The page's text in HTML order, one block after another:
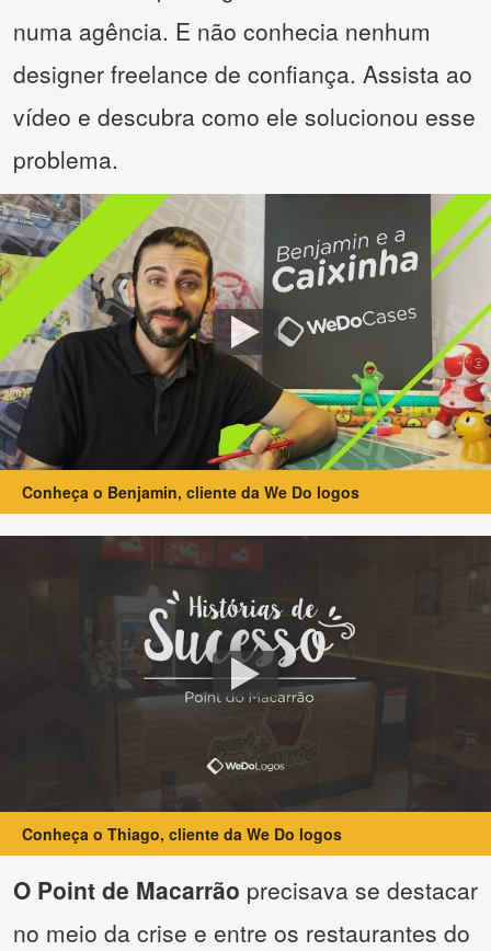
numa agência. E não conhecia nenhum
designer freelance de confiança. Assista ao
vídeo e descubra como ele solucionou esse
problema.
Conheça o Benjamin, cliente da We Do logos
Conheça o Thiago, cliente da We Do logos
O Point de Macarrão precisava se destacar
no meio da crise e entre os restaurantes do